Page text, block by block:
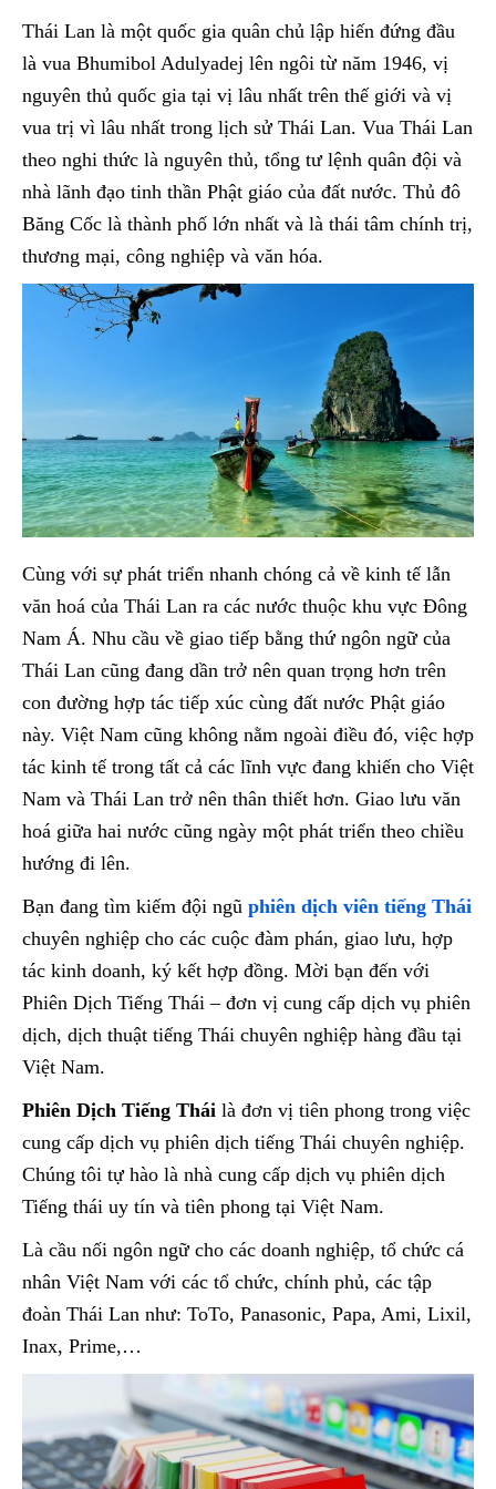
Thái Lan là một quốc gia quân chủ lập hiến đứng đầu
là vua Bhumibol Adulyadej lên ngôi từ năm 1946, vị
nguyên thủ quốc gia tại vị lâu nhất trên thế giới và vị
vua trị vì lâu nhất trong lịch sử Thái Lan. Vua Thái Lan
theo nghi thức là nguyên thủ, tổng tư lệnh quân đội và
nhà lãnh đạo tinh thần Phật giáo của đất nước. Thủ đô
Băng Cốc là thành phố lớn nhất và là thái tâm chính trị,
thương mại, công nghiệp và văn hóa.
Cùng với sự phát triển nhanh chóng cả về kinh tế lẫn
văn hoá của Thái Lan ra các nước thuộc khu vực Đông
Nam Á. Nhu cầu về giao tiếp bằng thứ ngôn ngữ của
Thái Lan cũng đang dần trở nên quan trọng hơn trên
con đường hợp tác tiếp xúc cùng đất nước Phật giáo
này. Việt Nam cũng không nằm ngoài điều đó, việc hợp
tác kinh tế trong tất cả các lĩnh vực đang khiến cho Việt
Nam và Thái Lan trở nên thân thiết hơn. Giao lưu văn
hoá giữa hai nước cũng ngày một phát triển theo chiều
hướng đi lên.
Bạn đang tìm kiếm đội ngũ phiên dịch viên tiếng Thái
chuyên nghiệp cho các cuộc đàm phán, giao lưu, hợp
tác kinh doanh, ký kết hợp đồng. Mời bạn đến với
Phiên Dịch Tiếng Thái – đơn vị cung cấp dịch vụ phiên
dịch, dịch thuật tiếng Thái chuyên nghiệp hàng đầu tại
Việt Nam.
Phiên Dịch Tiếng Thái là đơn vị tiên phong trong việc
cung cấp dịch vụ phiên dịch tiếng Thái chuyên nghiệp.
Chúng tôi tự hào là nhà cung cấp dịch vụ phiên dịch
Tiếng thái uy tín và tiên phong tại Việt Nam.
Là cầu nối ngôn ngữ cho các doanh nghiệp, tổ chức cá
nhân Việt Nam với các tổ chức, chính phủ, các tập
đoàn Thái Lan như: ToTo, Panasonic, Papa, Ami, Lixil,
Inax, Prime,…